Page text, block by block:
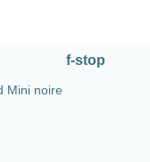
f-stop
Mini noire